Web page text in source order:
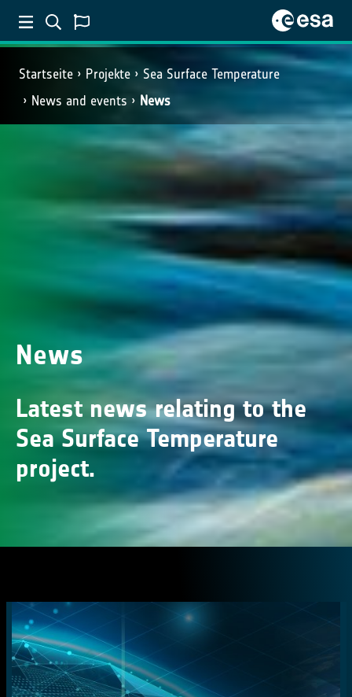
Startseite Projekte
Sea Surface Temperature
News and events
News
News
Latest news relating to the
Sea Surface Temperature
project.